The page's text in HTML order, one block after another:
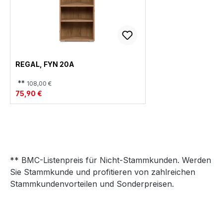
REGAL, FYN 20A
** 108,00 €
75,90 €
** BMC-Listenpreis für Nicht-Stammkunden. Werden
Sie Stammkunde und profitieren von zahlreichen
Stammkundenvorteilen und Sonderpreisen.